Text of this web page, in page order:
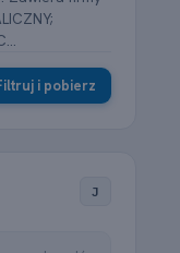
i pobierz
J